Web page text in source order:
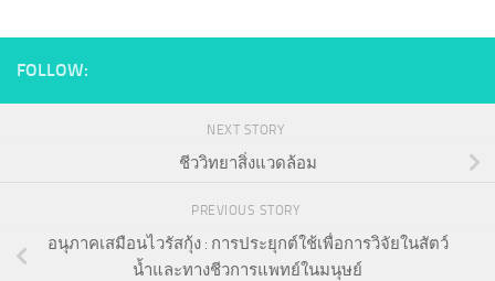
FOLLOW:
NEXT STORY
ชีววิทยาสิ่งแวดล้อม
PREVIOUS STORY
อนุภาคเสมือนไวรัสกุ้ง : การประยุกต์ใช้เพื่อการวิจัยในสัตว์
น้ำและทางชีวการแพทย์ในมนุษย์